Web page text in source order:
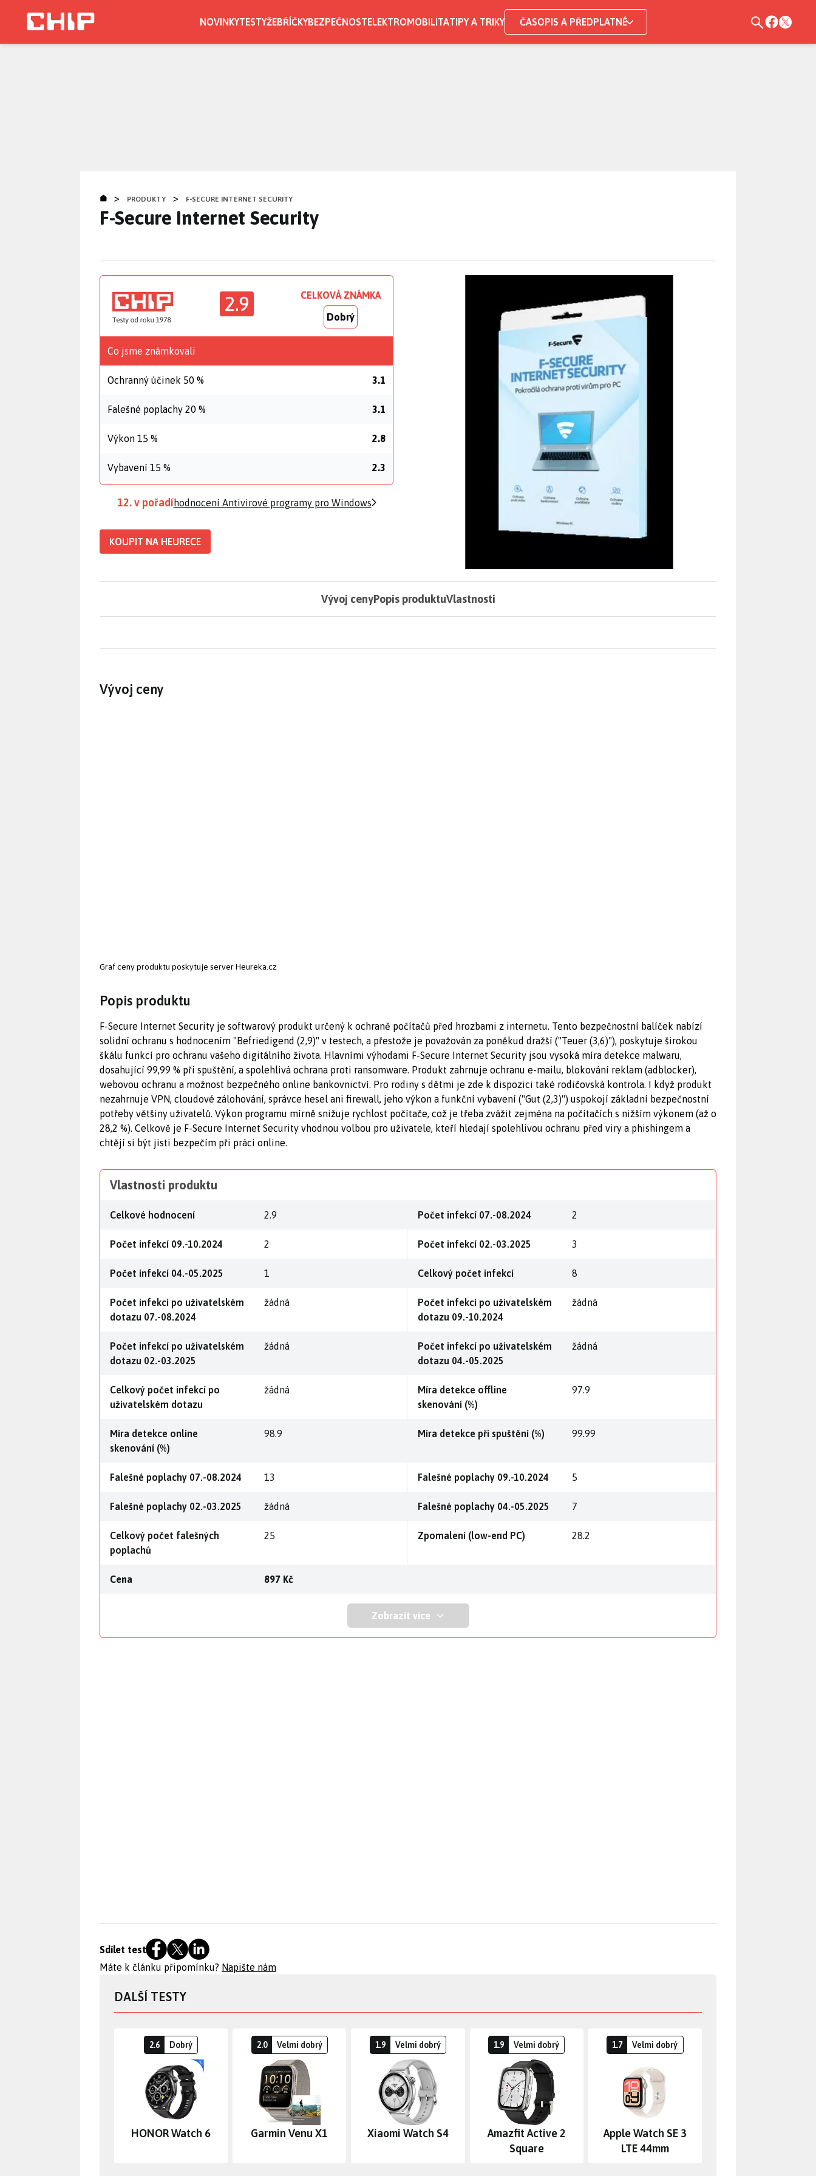
NOVINKYTESTYŽEBŘÍČKYBEZPEČNOSTELEKTROMOBILITATIPY A TRIKY ČASOPIS A PŘEDPLATNÉ
> PRODUKTY > F-SECURE INTERNET SECURITY
F-Secure Internet Security
2.9 CELKOVÁ ZNÁMKA
Dobrý
Co jsme známkovali
Ochranný účinek 50 % 3.1
Falešné poplachy 20 % 3.1
Výkon 15 % 2.8
Vybavení 15 % 2.3
12. v pořadí hodnocení Antivirové programy pro Windows
KOUPIT NA HEURECE
Vývoj cenyPopis produktuVlastnosti
Vývoj ceny
Graf ceny produktu poskytuje server Heureka.cz
Popis produktu
F-Secure Internet Security je softwarový produkt určený k ochraně počítačů před hrozbami z internetu. Tento bezpečnostní balíček nabízí
solidní ochranu s hodnocením "Befriedigend (2,9)" v testech, a přestože je považován za poněkud dražší ("Teuer (3,6)"), poskytuje širokou
škálu funkcí pro ochranu vašeho digitálního života. Hlavními výhodami F-Secure Internet Security jsou vysoká míra detekce malwaru,
dosahující 99,99 % při spuštění, a spolehlivá ochrana proti ransomware. Produkt zahrnuje ochranu e-mailu, blokování reklam (adblocker),
webovou ochranu a možnost bezpečného online bankovnictví. Pro rodiny s dětmi je zde k dispozici také rodičovská kontrola. I když produkt
nezahrnuje VPN, cloudové zálohování, správce hesel ani firewall, jeho výkon a funkční vybavení ("Gut (2,3)") uspokojí základní bezpečnostní
potřeby většiny uživatelů. Výkon programu mírně snižuje rychlost počítače, což je třeba zvážit zejména na počítačích s nižším výkonem (až o
28,2 %). Celkově je F-Secure Internet Security vhodnou volbou pro uživatele, kteří hledají spolehlivou ochranu před viry a phishingem a
chtějí si být jisti bezpečím při práci online.
Vlastnosti produktu
Celkové hodnocení 2.9 Počet infekcí 07.-08.2024 2
Počet infekcí 09.-10.2024 2 Počet infekcí 02.-03.2025 3
Počet infekcí 04.-05.2025 1 Celkový počet infekcí 8
Počet infekcí po uživatelském
dotazu 07.-08.2024
žádná
Počet infekcí po uživatelském
dotazu 09.-10.2024
žádná
Počet infekcí po uživatelském
dotazu 02.-03.2025
žádná
Počet infekcí po uživatelském
dotazu 04.-05.2025
žádná
Celkový počet infekcí po
uživatelském dotazu
žádná
Míra detekce offline
skenování (%)
97.9
Míra detekce online
skenování (%)
98.9 Míra detekce při spuštění (%) 99.99
Falešné poplachy 07.-08.2024 13 Falešné poplachy 09.-10.2024 5
Falešné poplachy 02.-03.2025 žádná Falešné poplachy 04.-05.2025 7
Celkový počet falešných
poplachů
25 Zpomalení (low-end PC) 28.2
Cena 897 Kč
Zobrazit více
Sdílet test
Máte k článku připomínku? Napište nám
DALŠÍ TESTY
2.6 Dobrý
HONOR Watch 6
2.0 Velmi dobrý
Garmin Venu X1
1.9 Velmi dobrý
Xiaomi Watch S4
1.9 Velmi dobrý
Amazfit Active 2
Square
1.7 Velmi dobrý
Apple Watch SE 3
LTE 44mm